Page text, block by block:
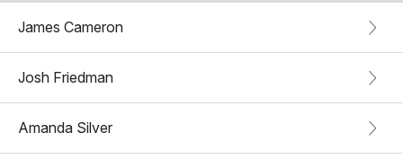
James Cameron
Josh Friedman
Amanda Silver